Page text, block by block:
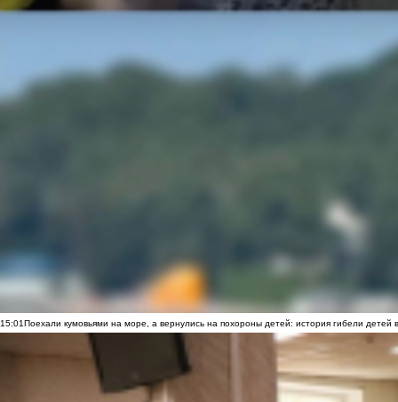
15:01Поехали кумовьями на море, а вернулись на похороны детей: история гибели детей